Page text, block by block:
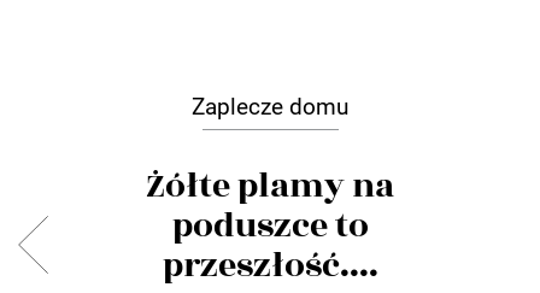
Zaplecze domu
Żółte plamy na
poduszce to
przeszłość....